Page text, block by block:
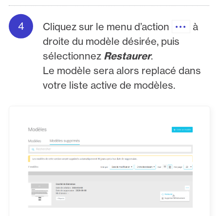
Cliquez sur le menu d’action
à
droite du modèle désirée, puis
sélectionnez Restaurer.
Le modèle sera alors replacé dans
votre liste active de modèles.